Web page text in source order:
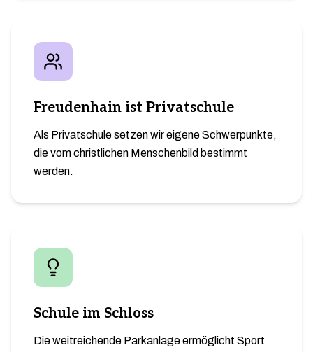
Freudenhain ist Privatschule
Als Privatschule setzen wir eigene Schwerpunkte,
die vom christlichen Menschenbild bestimmt
werden.
Schule im Schloss
Die weitreichende Parkanlage ermöglicht Sport